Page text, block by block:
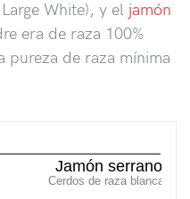
White), y el jamón
era de raza 100%
pureza de raza mínima
Jamón serrano
Cerdos de raza blanca